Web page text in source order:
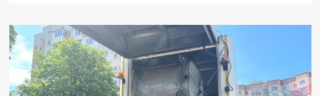
Полтавщині
після
нічної
атаки
виявлено
касетні